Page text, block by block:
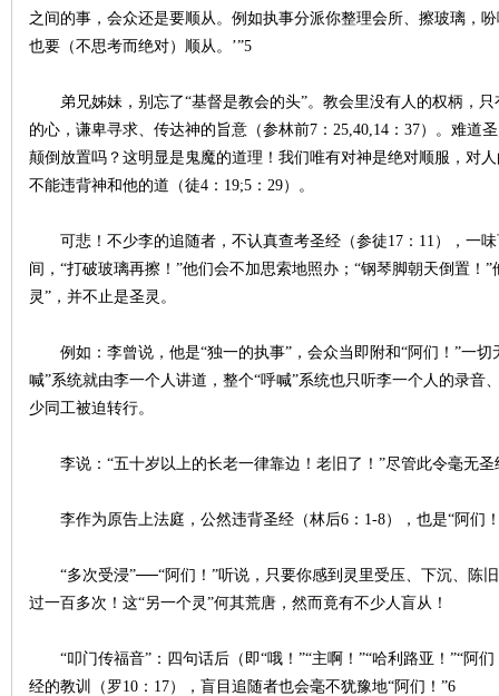
之间的事，会众还是要顺从。例如执事分派你整理会所、擦玻璃，
也要（不思考而绝对）顺从。’”5
弟兄姊妹，别忘了“基督是教会的头”。教会里没有人的权柄，只
的心，谦卑寻求、传达神的旨意（参林前7：25,40,14：37）。难道
颠倒放置吗？这明显是鬼魔的道理！我们唯有对神是绝对顺服，对
不能违背神和他的道（徒4：19;5：29）。
可悲！不少李的追随者，不认真查考圣经 （参徒17：11），一
间，“打破玻璃再擦！”他们会不加思索地照办；“钢琴脚朝天倒置！
灵”，并不止是圣灵。
例如：李曾说，他是“独一的执事”，会众当即附和“阿们！”一切
喊”系统就由李一个人讲道，整个“呼喊”系统也只听李一个人的录音
少同工被迫转行。
李说：“五十岁以上的长老一律靠边！老旧了！”尽管此令毫无圣
李作为原告上法庭，公然违背圣经（林后6：1-8），也是“阿们
“多次受浸”──“阿们！”听说，只要你感到灵里受压、下沉、陈
过一百多次！这“另一个灵”何其荒唐，然而竟有不少人盲从！
“叩门传福音”：四句话后（即“哦！”“主啊！”“哈利路亚！”“阿
经的教训（罗10：17），盲目追随者也会毫不犹豫地“阿们！”6